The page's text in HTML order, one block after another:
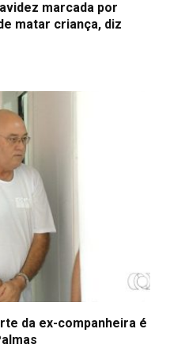
marcada por
matar criança, diz
da ex-companheira é